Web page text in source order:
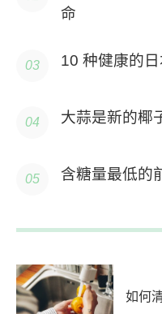
命
10 种健康的
大蒜是新的椰
含糖量最低的
如何